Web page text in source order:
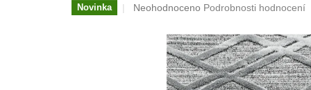
Novinka
Průměrné
produktu
Neohodnoceno Podrobnosti hodnocení